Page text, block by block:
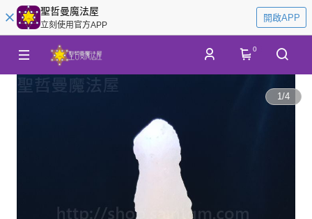
聖哲曼魔法屋
立刻使用官方APP
開啟APP
0
1/4